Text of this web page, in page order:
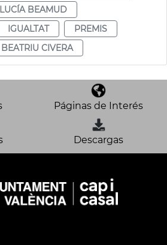
LUCÍA BEAMUD
IGUALTAT
PREMIS
BEATRIU CIVERA
Páginas de Interés
Descargas